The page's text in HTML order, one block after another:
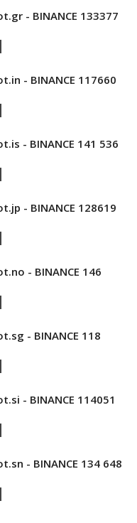
- BINANCE 133377
- BINANCE 117660
- BINANCE 141 536
- BINANCE 128619
- BINANCE 146
- BINANCE 118
- BINANCE 114051
- BINANCE 134 648